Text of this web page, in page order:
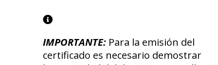
IMPORTANTE: Para la emisión del
certificado es necesario demostrar